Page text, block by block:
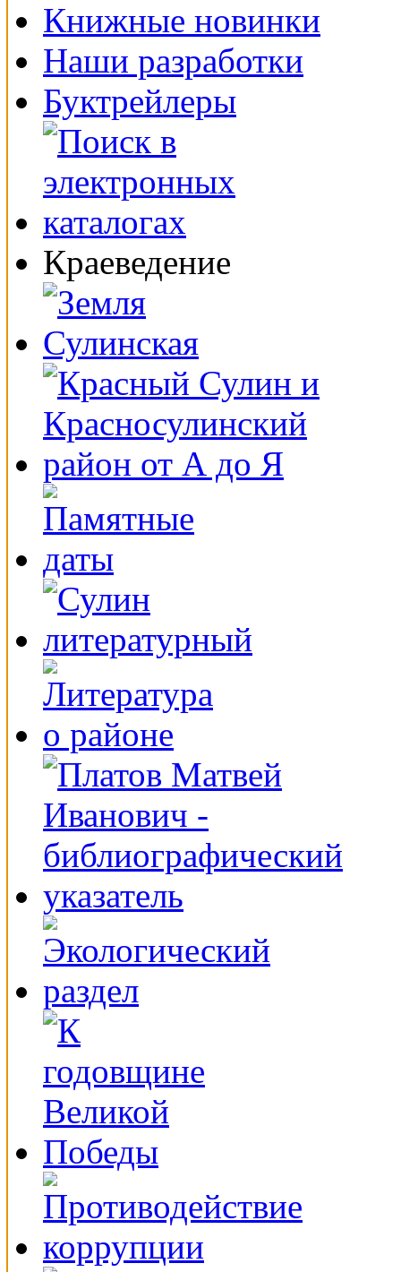
Книжные новинки
Наши разработки
Буктрейлеры
Краеведение